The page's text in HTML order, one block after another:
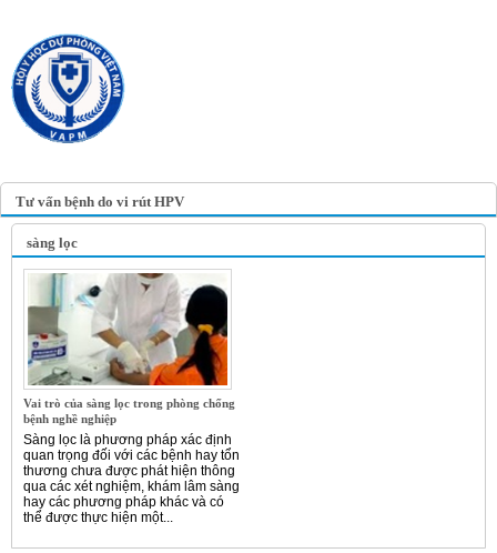
Tư vấn bệnh do vi rút HPV
sàng lọc
Vai trò của sàng lọc trong phòng chống
bệnh nghề nghiệp
Sàng lọc là phương pháp xác định
quan trọng đối với các bệnh hay tổn
thương chưa được phát hiện thông
qua các xét nghiệm, khám lâm sàng
hay các phương pháp khác và có
thể được thực hiện một...